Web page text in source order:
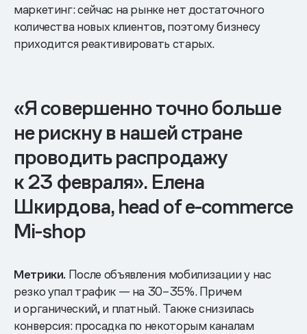
маркетинг: сейчас на рынке нет достаточного
количества новых клиентов, поэтому бизнесу
приходится реактивировать старых.
«Я совершенно точно больше
не рискну в нашей стране
проводить распродажу
к 23 февраля». Елена
Шкирдова, head of e-commerce
Mi-shop
Метрики. После объявления мобилизации у нас
резко упал трафик — на 30–35%. Причем
и органический, и платный. Также снизилась
конверсия: просадка по некоторым каналам